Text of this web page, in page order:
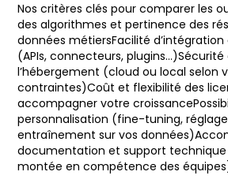
Nos critères clés pour comparer les
des algorithmes et pertinence des
données métiersFacilité
(APIs, connecteurs,
l’hébergement (cloud ou local selon
contraintes)Coût et flexibilité des
accompagner votre
personnalisation (fine-tuning,
entraînement sur vos
documentation et support
montée en compétence des